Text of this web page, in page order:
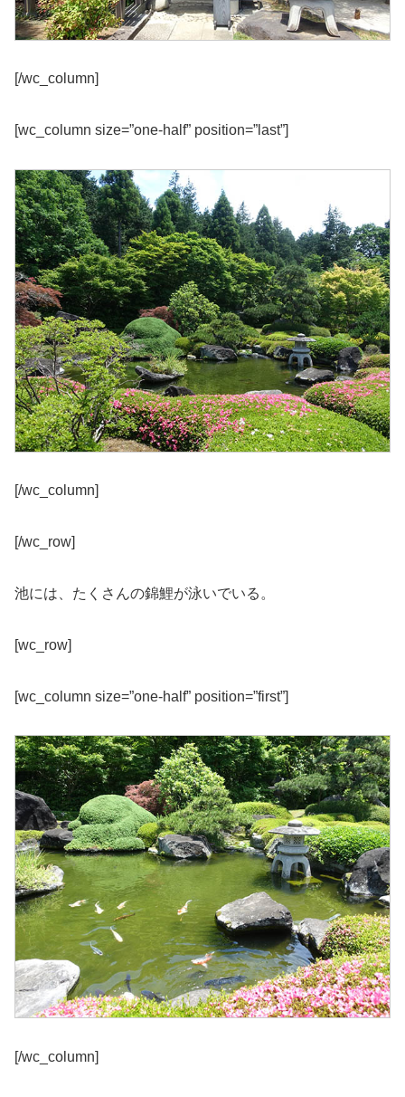
[/wc_column]
[wc_column size=”one-half” position=”last”]
[/wc_column]
[/wc_row]
池には、たくさんの錦鯉が泳いでいる。
[wc_row]
[wc_column size=”one-half” position=”first”]
[/wc_column]